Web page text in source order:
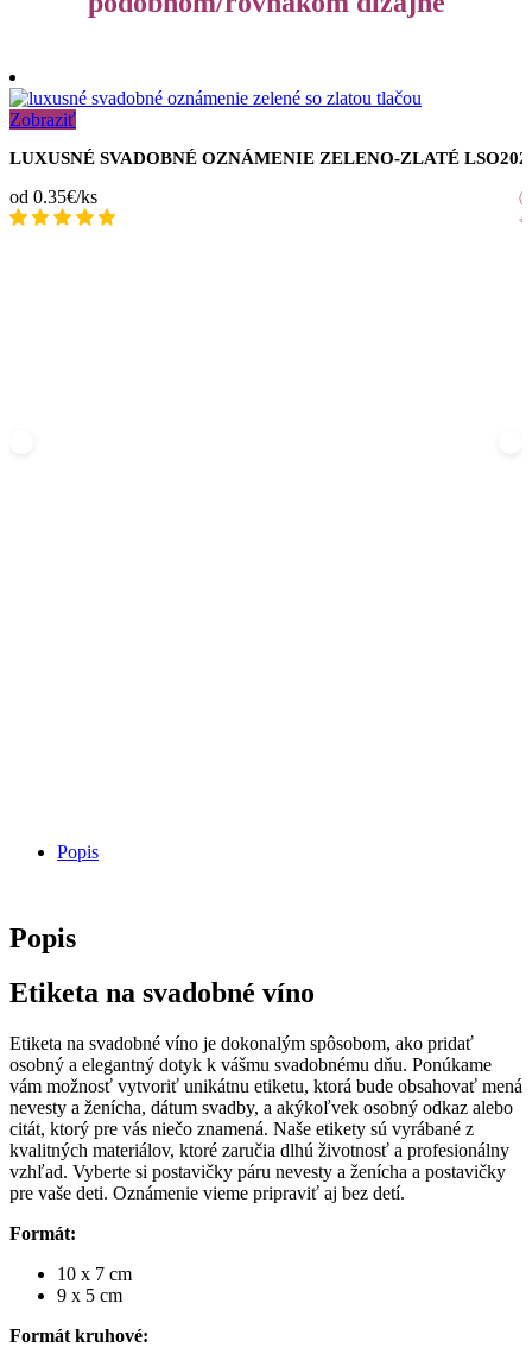
Zobraziť
LUXUSNÉ SVADOBNÉ OZNÁMENIE ZELENO-ZLATÉ
od 0.35€/ks
Popis
Popis
Etiketa na svadobné víno
Etiketa na svadobné víno je dokonalým spôsobom, ako pridať
osobný a elegantný dotyk k vášmu svadobnému dňu. Ponúkame
vám možnosť vytvoriť unikátnu etiketu, ktorá bude obsahovať mená
nevesty a ženícha, dátum svadby, a akýkoľvek osobný odkaz alebo
citát, ktorý pre vás niečo znamená. Naše etikety sú vyrábané z
kvalitných materiálov, ktoré zaručia dlhú životnosť a profesionálny
vzhľad. Vyberte si postavičky páru nevesty a ženícha a postavičky
pre vaše deti. Oznámenie vieme pripraviť aj bez detí.
Formát:
10 x 7 cm
9 x 5 cm
Formát kruhové: